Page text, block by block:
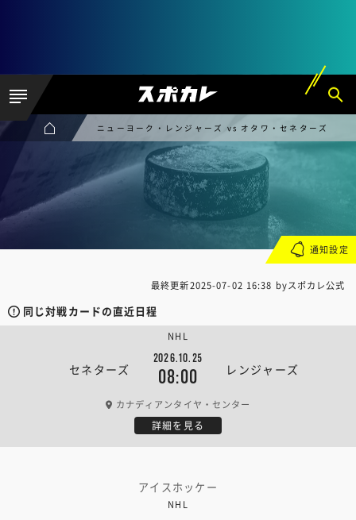
ニューヨーク・レンジャーズ vs オタワ・セネターズ
最終更新2025-07-02 16:38 byスポカレ公式
同じ対戦カードの直近日程
セネターズ
2026.10.25
08:00 レンジャーズ
NHL
カナディアンタイヤ・センター
詳細を見る
アイスホッケー
NHL
通知設定